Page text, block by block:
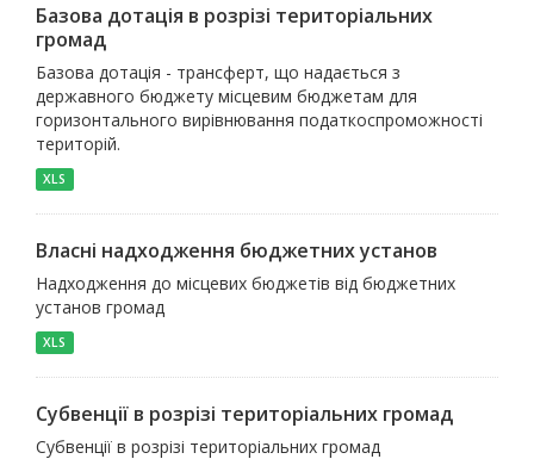
Базова дотація в розрізі територіальних
громад
Базова дотація - трансферт, що надається з
державного бюджету місцевим бюджетам для
горизонтального вирівнювання податкоспроможності
територій.
XLS
Власні надходження бюджетних установ
Надходження до місцевих бюджетів від бюджетних
установ громад
XLS
Субвенції в розрізі територіальних громад
Субвенції в розрізі територіальних громад